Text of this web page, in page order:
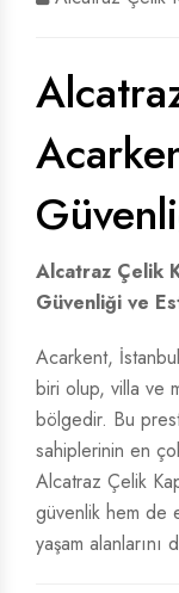
VILLA KAPISI
VILLA KAPISI
Alcatraz Çelik
Güvenliği ve
Acarkent,
biri olup, villa ve
bölgedir. Bu
sahiplerinin en
Alcatraz Çelik
güvenlik hem de
yaşam